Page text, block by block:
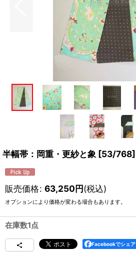
半幅帯：岡重・更紗と象 [53/768]
販売価格: 63,250円(税込)
オプションにより価格が変わる場合もあります。
在庫数1点
Facebookでシェア